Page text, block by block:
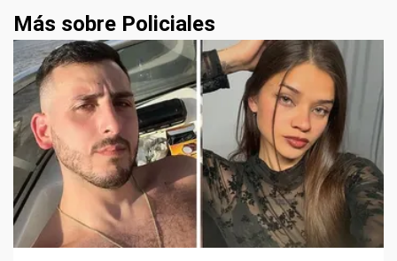
Más sobre Policiales